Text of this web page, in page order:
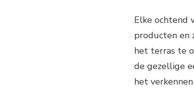
Elke ochtend
producten en
het terras te
de gezellige
het